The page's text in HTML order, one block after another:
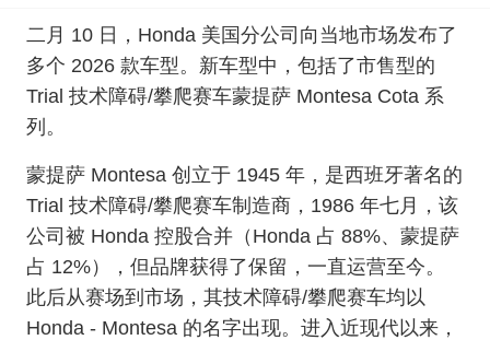
二月 10 日，Honda 美国分公司向当地市场发布了
多个 2026 款车型。新车型中，包括了市售型的
Trial 技术障碍/攀爬赛车蒙提萨 Montesa Cota 系
列。
蒙提萨 Montesa 创立于 1945 年，是西班牙著名的
Trial 技术障碍/攀爬赛车制造商，1986 年七月，该
公司被 Honda 控股合并（Honda 占 88%、蒙提萨
占 12%），但品牌获得了保留，一直运营至今。
此后从赛场到市场，其技术障碍/攀爬赛车均以
Honda - Montesa 的名字出现。进入近现代以来，